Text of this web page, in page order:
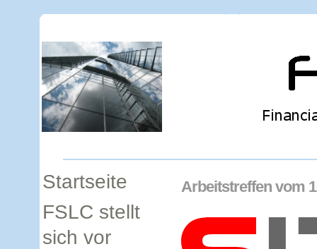
Startseite
FSLC stellt
sich vor
Arbeitstreffen vom